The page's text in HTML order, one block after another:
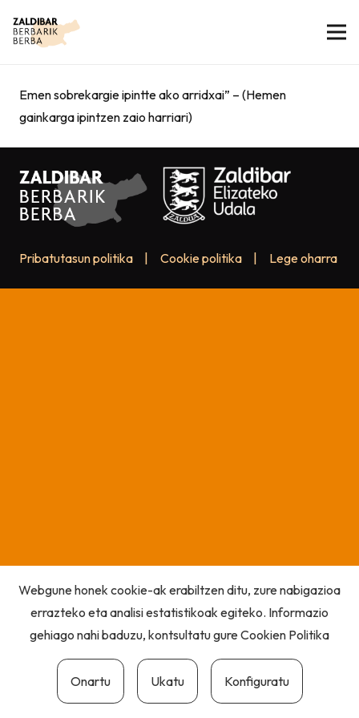
Emen sobrekargie ipintte ako arridxai” – (Hemen
gainkarga ipintzen zaio harriari)
Pribatutasun politika Cookie politika Lege oharra
Webgune honek cookie-ak erabiltzen ditu, zure nabigazioa
errazteko eta analisi estatistikoak egiteko. Informazio
gehiago nahi baduzu, kontsultatu gureCookien Politika
Onartu Ukatu Konfiguratu